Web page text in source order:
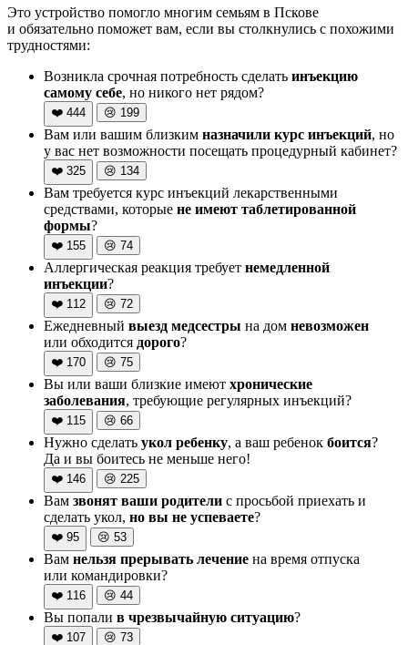
Это устройство помогло многим семьям в Пскове
и обязательно поможет вам, если вы столкнулись с похожими
трудностями:
Возникла срочная потребность сделать инъекцию
самому себе, но никого нет рядом?
❤️ 444 😢 199
Вам или вашим близким назначили курс инъекций, но
у вас нет возможности посещать процедурный кабинет?
❤️ 325 😢 134
Вам требуется курс инъекций лекарственными
средствами, которые не имеют таблетированной
формы?
❤️ 155 😢 74
Аллергическая реакция требует немедленной
инъекции?
❤️ 112 😢 72
Ежедневный выезд медсестры на дом невозможен
или обходится дорого?
❤️ 170 😢 75
Вы или ваши близкие имеют хронические
заболевания, требующие регулярных инъекций?
❤️ 115 😢 66
Нужно сделать укол ребенку, а ваш ребенок боится?
Да и вы боитесь не меньше него!
❤️ 146 😢 225
Вам звонят ваши родители с просьбой приехать и
сделать укол, но вы не успеваете?
❤️ 95 😢 53
Вам нельзя прерывать лечение на время отпуска
или командировки?
❤️ 116 😢 44
Вы попали в чрезвычайную ситуацию?
❤️ 107 😢 73